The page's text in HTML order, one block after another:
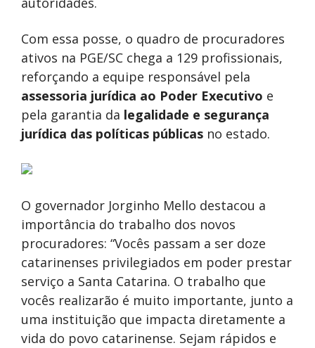
Com essa posse, o quadro de procuradores
ativos na PGE/SC chega a 129 profissionais,
reforçando a equipe responsável pela
assessoria jurídica ao Poder Executivo e
pela garantia da legalidade e segurança
jurídica das políticas públicas no estado.
O governador Jorginho Mello destacou a
importância do trabalho dos novos
procuradores: “Vocês passam a ser doze
catarinenses privilegiados em poder prestar
serviço a Santa Catarina. O trabalho que
vocês realizarão é muito importante, junto a
uma instituição que impacta diretamente a
vida do povo catarinense. Sejam rápidos e